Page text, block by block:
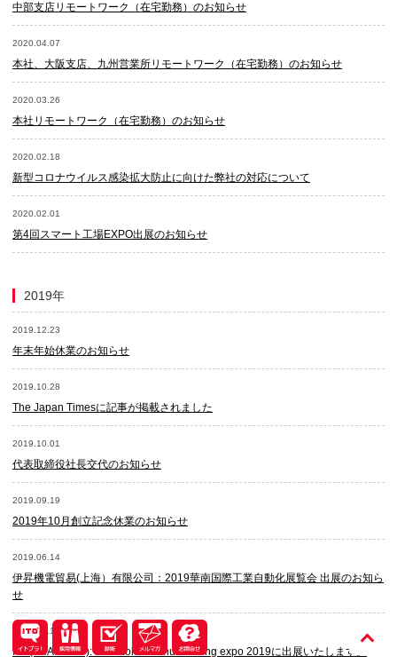
中部支店リモートワーク（在宅勤務）のお知らせ
2020.04.07
本社、大阪支店、九州営業所リモートワーク（在宅勤務）のお知らせ
2020.03.26
本社リモートワーク（在宅勤務）のお知らせ
2020.02.18
新型コロナウイルス感染拡大防止に向けた弊社の対応について
2020.02.01
第4回スマート工場EXPO出展のお知らせ
2019年
2019.12.23
年末年始休業のお知らせ
2019.10.28
The Japan Timesに記事が掲載されました
2019.10.01
代表取締役社長交代のお知らせ
2019.09.19
2019年10月創立記念休業のお知らせ
2019.06.14
伊昇機電貿易(上海）有限公司：2019華南国際工業自動化展覧会 出展のお知ら
せ
2019.06.14
ITO(THAILAND): intermold / manufacturing expo 2019に出展いたします。